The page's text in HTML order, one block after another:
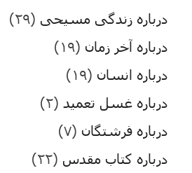
درباره زندگی مسیحی (۲۹)
درباره آخر زمان (۱۹)
درباره انسان (۱۹)
درباره غسل تعمید (۲)
درباره فرشتگان (۷)
درباره کتاب مقدس (۲۲)